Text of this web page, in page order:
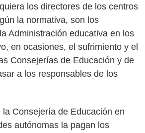
los directores de los centros
la normativa, son los
Administración educativa en los
en ocasiones, el sufrimiento y el
Consejerías de Educación y de
a los responsables de los
Consejería de Educación en
autónomas la pagan los